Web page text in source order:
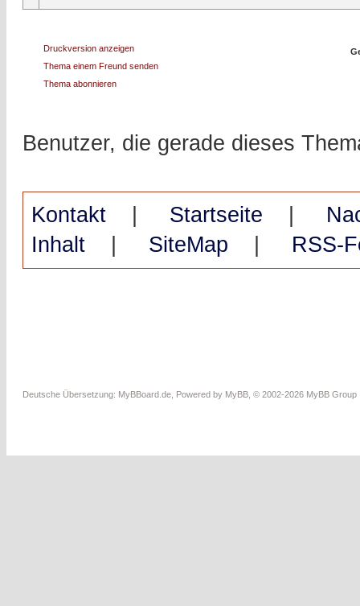
Druckversion anzeigen
Thema einem Freund senden
Thema abonnieren
Benutzer, die gerade dieses
Kontakt Startseite
Inhalt
SiteMap RSS-
Deutsche Übersetzung: MyBBoard.de , Powered by MyBB , © 2002-2026 MyBB Group